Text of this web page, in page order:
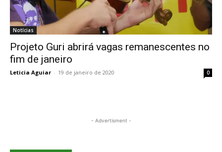
Notícias
Projeto Guri abrirá vagas remanescentes no
fim de janeiro
Leticia Aguiar - 19 de janeiro de 2020 0
- Advertisment -